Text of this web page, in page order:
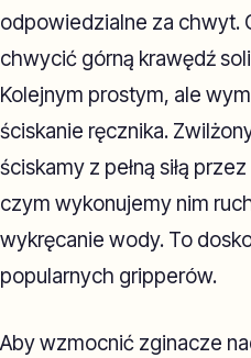
odpowiedzialne za chwyt.
chwycić górną krawędź
Kolejnym prostym, ale
ściskanie ręcznika.
ściskamy z pełną siłą
czym wykonujemy nim
wykręcanie wody. To
popularnych gripperów.
Aby wzmocnić zginacze